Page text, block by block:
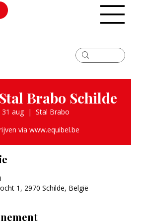
Brabo Schilde
31 aug
  |
Stal Brabo
via www.equibel.be
1, 2970 Schilde, België